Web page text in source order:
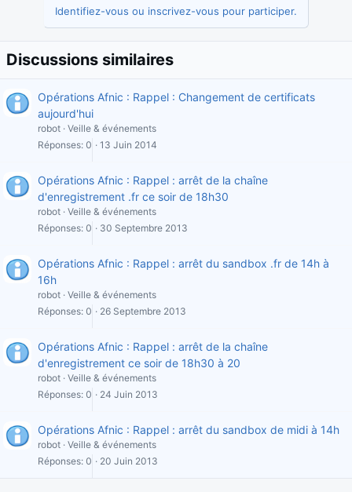
Identifiez-vous ou inscrivez-vous pour participer.
Discussions similaires
Opérations Afnic : Rappel : Changement de certificats
aujourd'hui
robot Veille & événements
Réponses 0 13 Juin 2014
Opérations Afnic : Rappel : arrêt de la chaîne
d'enregistrement .fr ce soir de 18h30
robot Veille & événements
Réponses 0 30 Septembre 2013
Opérations Afnic : Rappel : arrêt du sandbox .fr de 14h à
16h
robot Veille & événements
Réponses 0 26 Septembre 2013
Opérations Afnic : Rappel : arrêt de la chaîne
d'enregistrement ce soir de 18h30 à 20
robot Veille & événements
Réponses 0 24 Juin 2013
Opérations Afnic : Rappel : arrêt du sandbox de midi à 14h
robot Veille & événements
Réponses 0 20 Juin 2013